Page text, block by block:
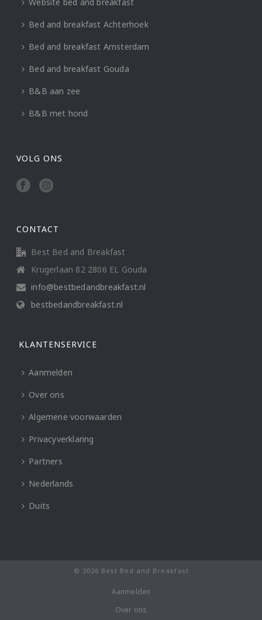
Website bed and breakfast
Bed and breakfast Achterhoek
Bed and breakfast Amsterdam
Bed and breakfast Gouda
B&B aan zee
B&B met hond
VOLG ONS
CONTACT
Best Bed and Breakfast
Krugerlaan 82 2806 EL Gouda
info@bestbedandbreakfast.nl
bestbedandbreakfast.nl
KLANTENSERVICE
Aanmelden
Over ons
Algemene voorwaarden
Privacyverklaring
Partners
Nederlands
Duits
© 2026 Best Bed and Breakfast
Aanmelden
Over ons